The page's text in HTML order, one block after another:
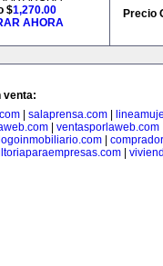
$1,270.00
AHORA
Precio
venta:
salaprensa.com
ventasporlaweb.com
|
|